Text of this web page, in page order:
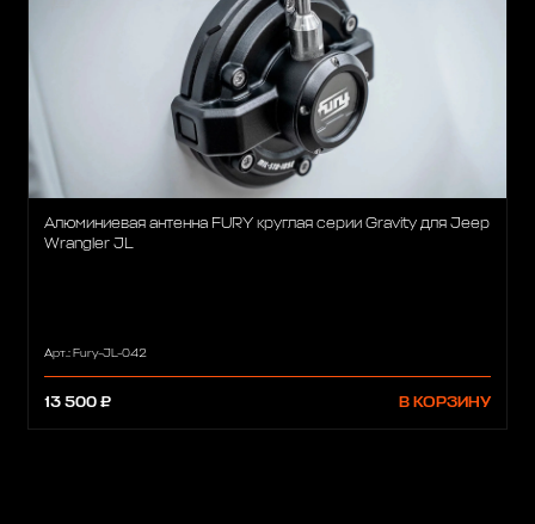
Алюминиевая антенна FURY круглая серии Gravity для Jeep
Wrangler JL
Арт.: Fury-JL-042
13 500 ₽ В КОРЗИНУ